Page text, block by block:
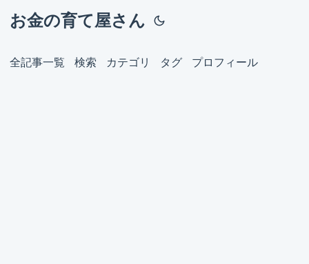
お金の育て屋さん
全記事一覧 検索 カテゴリ タグ プロフィール